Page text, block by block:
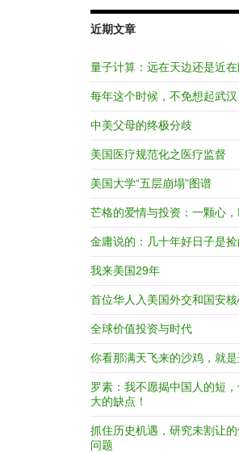
近期文章
量子计算：远在天边还是近在
每年这个时候，不免想起武
中美父母的终极分歧
美国医疗规范化之医疗监督
美国大学“五层崩塌”图谱
芒格的爱情与投资：一颗心
金庸说的：几十年好日子是
我来美国29年
首位华人入美国外交和国安
全球价值投资与时代
你看那满天飞来的沙鸡，就
罗素：我不愿揭中国人的短
大的缺点！
抓住历史机遇，研究未割让
问题